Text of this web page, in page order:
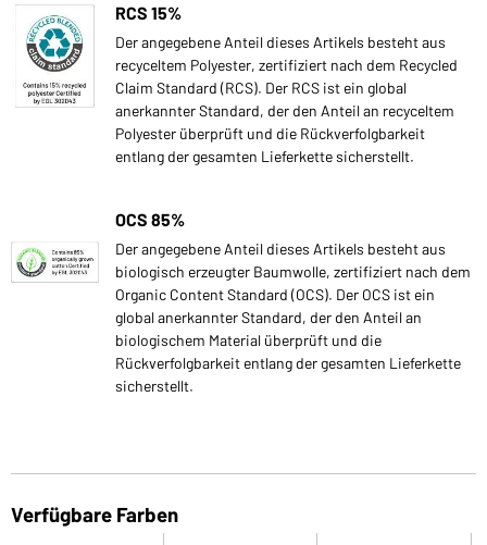
RCS 15%
Der angegebene Anteil dieses Artikels besteht aus
recyceltem Polyester, zertifiziert nach dem Recycled
Claim Standard (RCS). Der RCS ist ein global
anerkannter Standard, der den Anteil an recyceltem
Polyester überprüft und die Rückverfolgbarkeit
entlang der gesamten Lieferkette sicherstellt.
OCS 85%
Der angegebene Anteil dieses Artikels besteht aus
biologisch erzeugter Baumwolle, zertifiziert nach dem
Organic Content Standard (OCS). Der OCS ist ein
global anerkannter Standard, der den Anteil an
biologischem Material überprüft und die
Rückverfolgbarkeit entlang der gesamten Lieferkette
sicherstellt.
Verfügbare Farben